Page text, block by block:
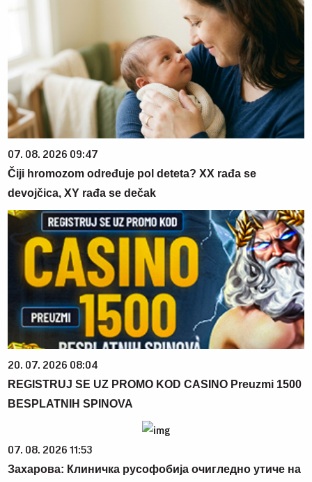
07. 08. 2026 09:47
Čiji hromozom određuje pol deteta? XX rađa se
devojčica, XY rađa se dečak
20. 07. 2026 08:04
REGISTRUJ SE UZ PROMO KOD CASINO Preuzmi 1500
BESPLATNIH SPINOVA
07. 08. 2026 11:53
Захарова: Клиничка русофобија очигледно утиче на